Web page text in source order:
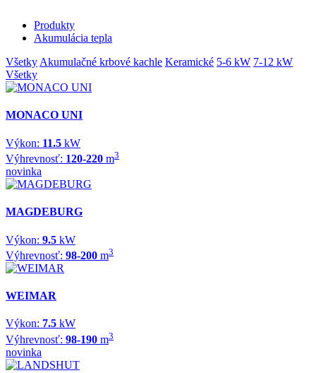
Produkty
Akumulácia tepla
Všetky Akumulačné krbové kachle Keramické 5-6 kW 7-12 kW
Všetky
MONACO UNI
Výkon: 11.5 kW
Výhrevnosť: 120-220 m3
novinka
MAGDEBURG
Výkon: 9.5 kW
Výhrevnosť: 98-200 m3
WEIMAR
Výkon: 7.5 kW
Výhrevnosť: 98-190 m3
novinka